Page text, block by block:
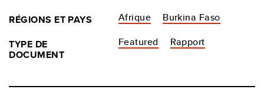
RÉGIONS ET PAYS Afrique
Burkina Faso
TYPE DE
DOCUMENT
Featured Rapport